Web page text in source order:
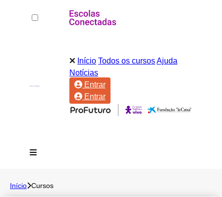
Início Todos os cursosAjuda
Notícias
Entrar
Entrar
Início Cursos